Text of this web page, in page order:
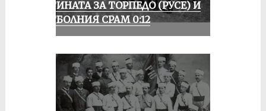
ИСТИНАТА ЗА ТОРПЕДО (РУСЕ) И
ФУТБОЛНИЯ СРАМ 0:12